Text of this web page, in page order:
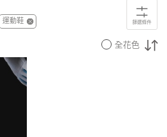
篩選條件
運動鞋
全花色